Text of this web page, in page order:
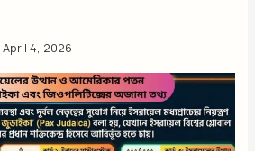
April 4, 2026